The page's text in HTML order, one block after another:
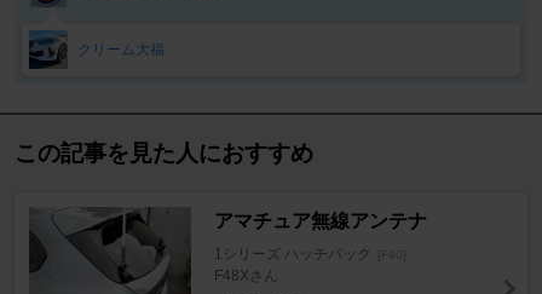
クリーム大福
この記事を見た人におすすめ
アマチュア無線アンテナ
1シリーズ ハッチバック [F40]
F48Xさん